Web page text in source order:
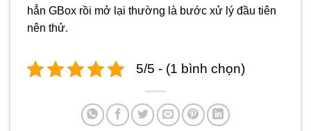
hẳn GBox rồi mở lại thường là bước xử lý đầu tiên
nên thử.
5/5 - (1 bình chọn)